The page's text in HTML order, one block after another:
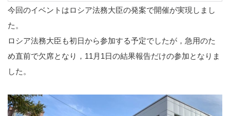
今回のイベントはロシア法務大臣の発案で開催が実現しまし
た。
ロシア法務大臣も初日から参加する予定でしたが，急用のた
め直前で欠席となり，11月1日の結果報告だけの参加となりま
した。